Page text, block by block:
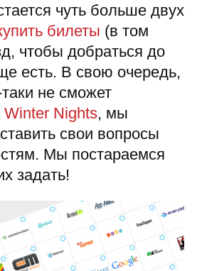
чуть больше двух
билеты (в том
чтобы добраться до
есть. В свою очередь,
не сможет
Winter Nights, мы
свои вопросы
Мы постараемся
задать!